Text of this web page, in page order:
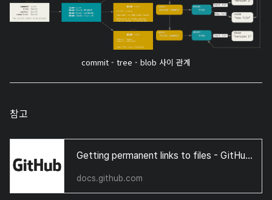
commit - tree - blob 사이 관계
참고
Getting permanent links to files - GitHub Docs
docs.github.com